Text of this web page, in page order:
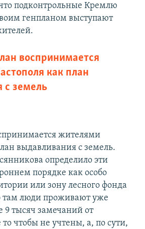
подконтрольные Кремлю
генпланом выступают
воспринимается
как план
с земель
жителями
выдавливания с земель.
определило эти
порядке как особо
или зону лесного фонда
там люди проживают уже
9 тысяч замечаний от
то чтобы не учтены, а, по сути,